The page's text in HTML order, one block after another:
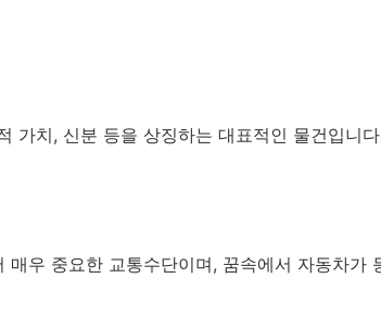
가치, 신분 등을 상징하는 대표적인 물건입니
우 중요한 교통수단이며, 꿈속에서 자동차가